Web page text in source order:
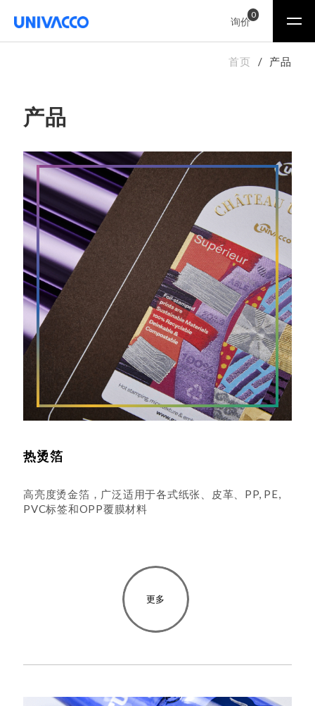
询价
0
首页 产品
产品
热烫箔
高亮度烫金箔，广泛适用于各式纸张、皮革、PP, PE,
PVC标签和OPP覆膜材料
更多